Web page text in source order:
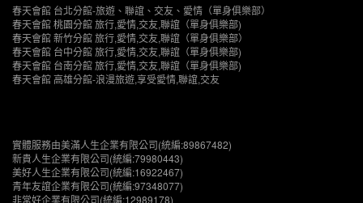
春天會館 台北分館-旅遊、聯誼、交友、愛情（單身俱樂部）
春天會館 桃園分館 旅行,愛情,交友,聯誼（單身俱樂部)
春天會館 新竹分館 旅行,愛情,交友,聯誼（單身俱樂部）
春天會館 台中分館 旅行,愛情,交友,聯誼（單身俱樂部)
春天會館 台南分館 旅行,愛情,交友,聯誼（單身俱樂部)
春天會館 高雄分館-浪漫旅遊,享受愛情,聯誼,交友
實體服務由美滿人生企業有限公司(統編:89867482)
新貴人生企業有限公司(統編:79980443)
美好人生企業有限公司(統編:16922467)
青年友誼企業有限公司(統編:97348077)
非常好企業有限公司(統編:12989178)